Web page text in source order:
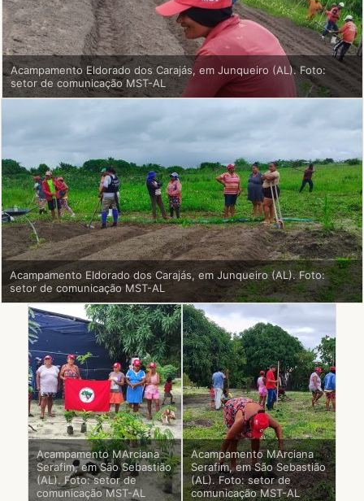
Acampamento Eldorado dos Carajás, em Junqueiro (AL). Foto:
setor de comunicação MST-AL
Acampamento Eldorado dos Carajás, em Junqueiro (AL). Foto:
setor de comunicação MST-AL
Acampamento MArciana
Serafim, em São Sebastião
(AL). Foto: setor de
comunicação MST-AL
Acampamento MArciana
Serafim, em São Sebastião
(AL). Foto: setor de
comunicação MST-AL